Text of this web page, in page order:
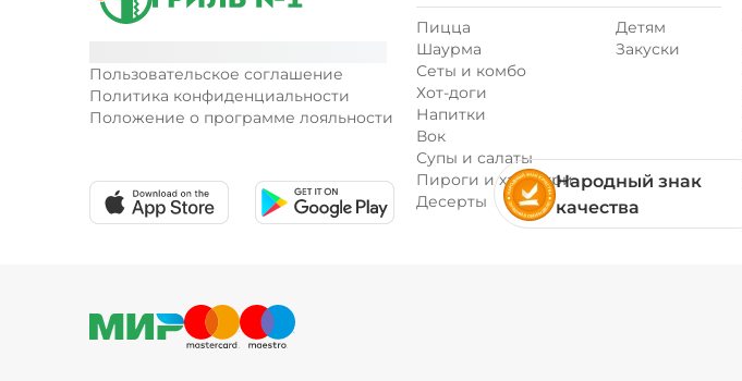
Пользовательское соглашение
Политика конфиденциальности
Положение о программе лояльности
Пицца
Шаурма
Сеты и комбо
Хот-доги
Напитки
Вок
Супы и салаты
Пироги и хачапури
Десерты
Детям
Закуски
Народный знак
качества